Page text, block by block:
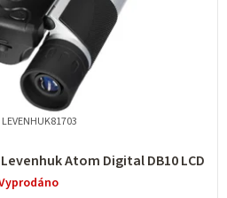
Atom Digital DB10 LCD
LEVENHUK81703